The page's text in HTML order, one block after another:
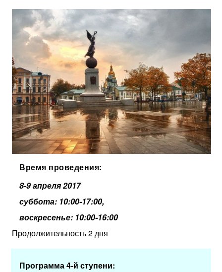
Время проведения:
8-9 апреля 2017
суббота: 10:00-17:00,
воскресенье: 10:00-16:00
Продолжительность 2 дня
Программа 4-й ступени: